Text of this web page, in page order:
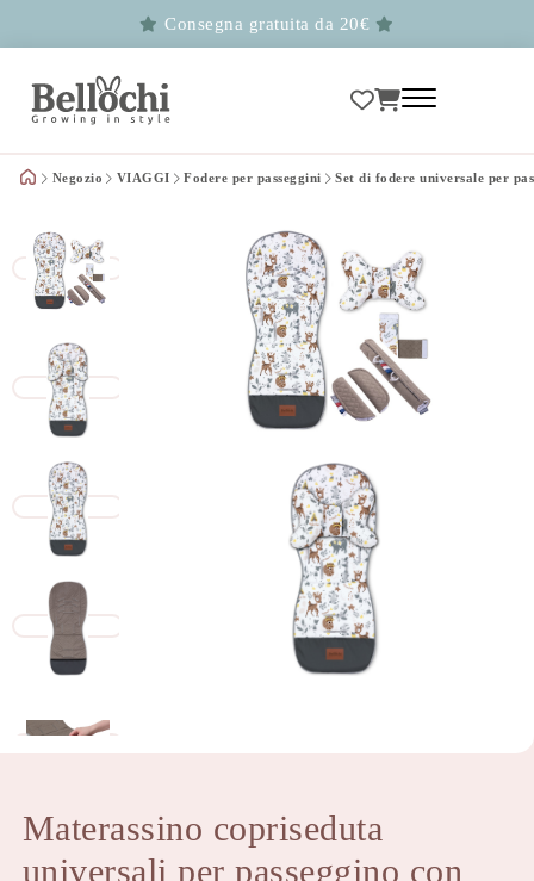
Consegna gratuita da 20€
Negozio VIAGGI Fodere per passeggini Set di fodere universale per
Materassino copriseduta
universali per passeggino con